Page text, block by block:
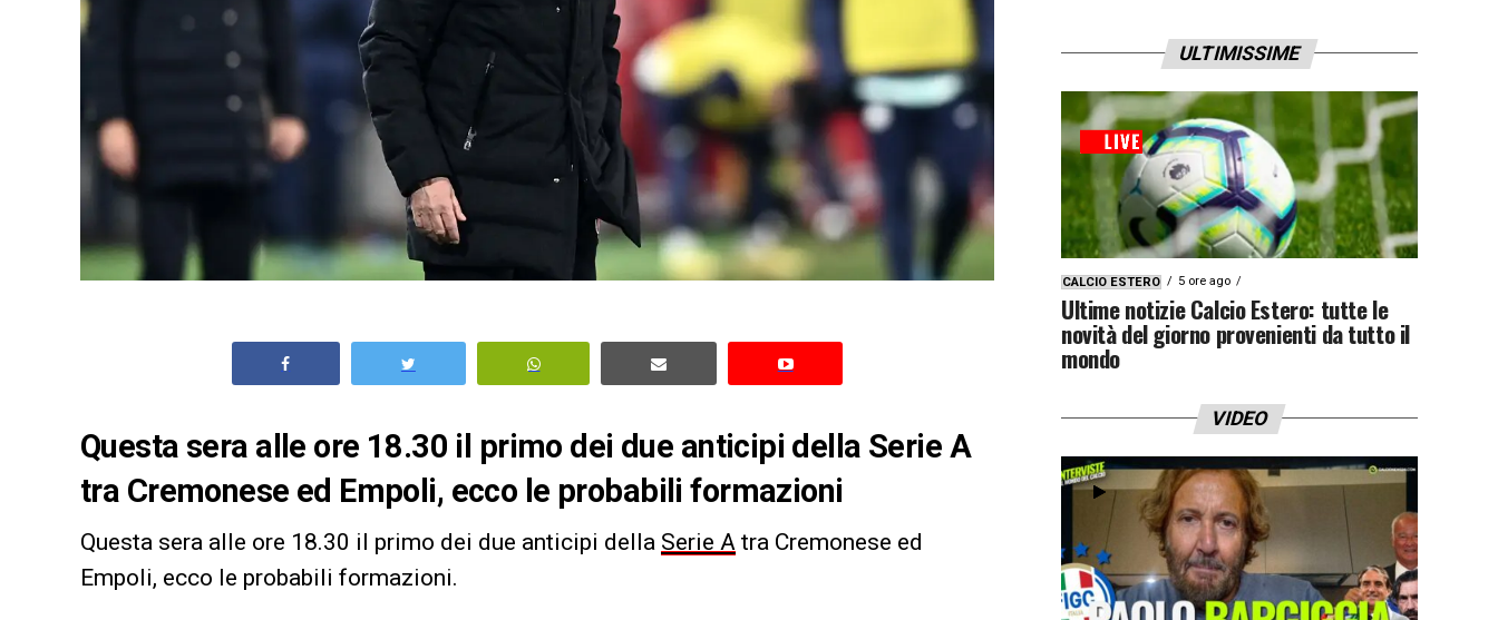
Questa sera alle ore 18.30 il primo dei due anticipi della Serie A
tra Cremonese ed Empoli, ecco le probabili formazioni
Questa sera alle ore 18.30 il primo dei due anticipi della Serie A tra Cremonese ed
Empoli, ecco le probabili formazioni.
ULTIMISSIME
CALCIO ESTERO 5 ore ago
Ultime notizie Calcio Estero: tutte le
novità del giorno provenienti da tutto il
mondo
VIDEO